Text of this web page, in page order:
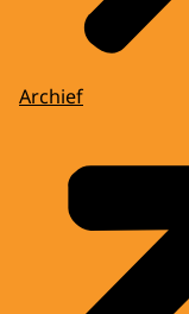
Archief